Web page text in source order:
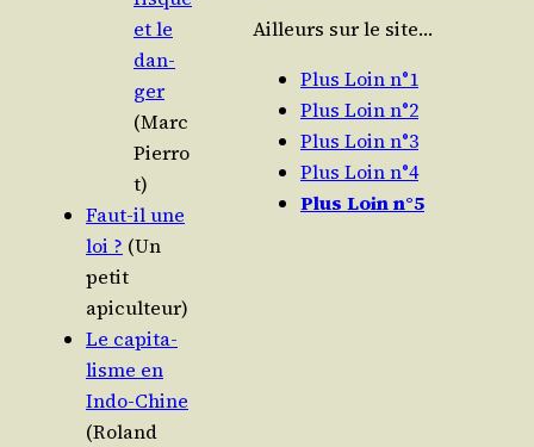
et le
dan­
ger
(Marc
Pierro
t)
Faut-il une
loi ? (Un
petit
apiculteur)
Le capi­ta­
lisme en
Indo-Chine
(Roland
Ailleurs sur le site…
Plus Loin n°1
Plus Loin n°2
Plus Loin n°3
Plus Loin n°4
Plus Loin n°5